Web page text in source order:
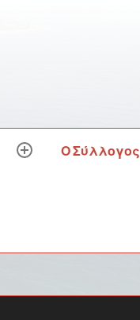
expandΟ Σύλλογος